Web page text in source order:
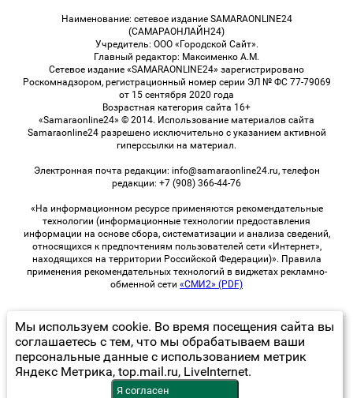
Наименование: сетевое издание SAMARAONLINE24
(САМАРАОНЛАЙН24)
Учредитель: ООО «Городской Сайт».
Главный редактор: Максименко А.М.
Сетевое издание «SAMARAONLINE24» зарегистрировано
Роскомнадзором, регистрационный номер серии ЭЛ № ФС 77-79069
от 15 сентября 2020 года
Возрастная категория сайта 16+
«Samaraonline24» © 2014. Использование материалов сайта
Samaraonline24 разрешено исключительно с указанием активной
гиперссылки на материал.
Электронная почта редакции: info@samaraonline24.ru, телефон
редакции: +7 (908) 366-44-76
«На информационном ресурсе применяются рекомендательные
технологии (информационные технологии предоставления
информации на основе сбора, систематизации и анализа сведений,
относящихся к предпочтениям пользователей сети «Интернет»,
находящихся на территории Российской Федерации)». Правила
применения рекомендательных технологий в виджетах рекламно-
обменной сети «СМИ2» (PDF)
© 2026 «samaraOnline24» | Все права защищены
Возрастная категория сайта 16+
Политика конфиденциальности
Мы используем cookie. Во время посещения сайта вы
соглашаетесь с тем, что мы обрабатываем ваши
персональные данные с использованием метрик
Яндекс Метрика, top.mail.ru, LiveInternet.
Я согласен